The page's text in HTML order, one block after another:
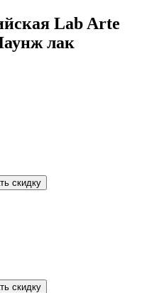
Lab Arte
лак
скидку
скидку